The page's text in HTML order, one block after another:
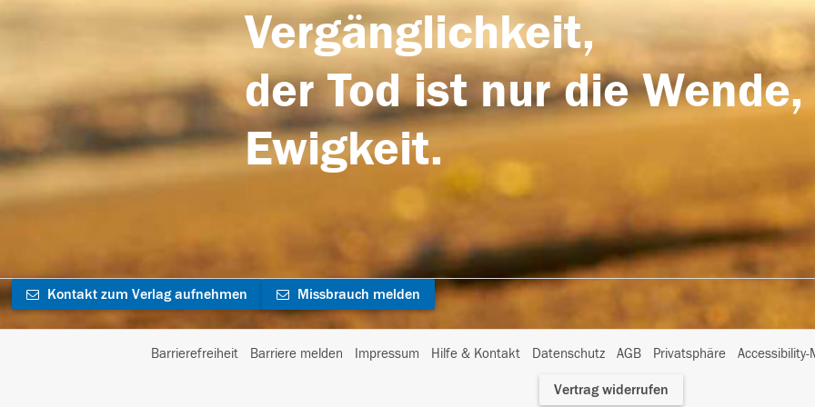
Vergänglichkeit,
der Tod ist nur die
Ewigkeit.
Kontakt zum Verlag aufnehmen Missbrauch melden
Barrierefreiheit Barriere melden Impressum Hilfe & Kontakt Datenschutz AGB Privatsphäre
I
Vertrag widerrufen